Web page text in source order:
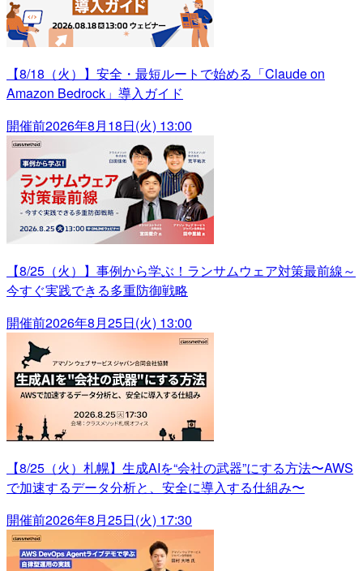
【8/18（火）】安全・最短ルートで始める「Claude on
Amazon Bedrock」導入ガイド
開催前2026年8月18日(火) 13:00
【8/25（火）】事例から学ぶ！ランサムウェア対策最前線～
今すぐ実践できる多重防御戦略
開催前2026年8月25日(火) 13:00
【8/25（火）札幌】生成AIを“会社の武器”にする方法〜AWS
で加速するデータ分析と、安全に導入する仕組み〜
開催前2026年8月25日(火) 17:30